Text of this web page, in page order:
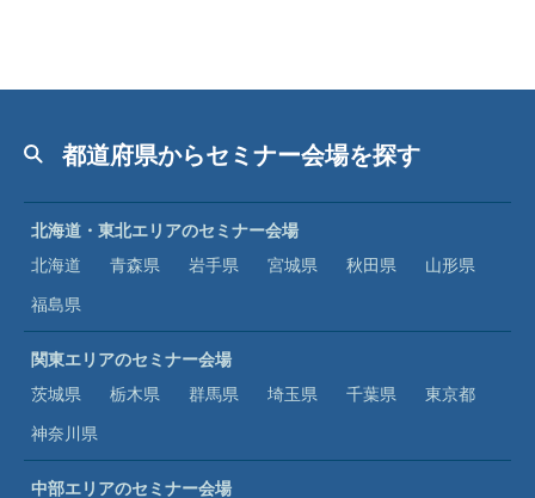
都道府県からセミナー会場を探す
北海道・東北エリアのセミナー会場
北海道
青森県 岩手県 宮城県 秋田県
山形県
福島県
関東エリアのセミナー会場
茨城県
栃木県 群馬県 埼玉県 千葉県
東京都
神奈川県
中部エリアのセミナー会場